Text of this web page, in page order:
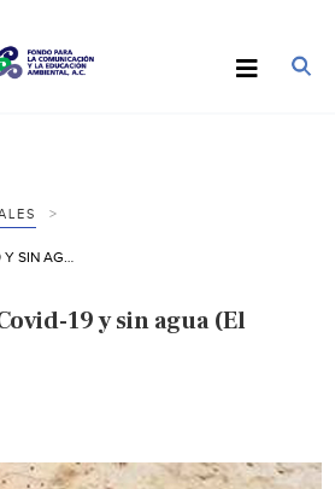
19 y sin agua (El